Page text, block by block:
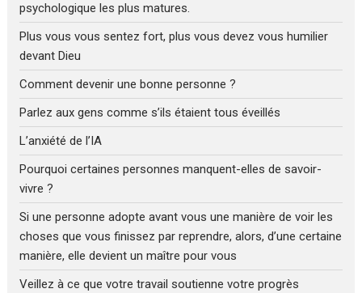
psychologique les plus matures.
Plus vous vous sentez fort, plus vous devez vous humilier
devant Dieu
Comment devenir une bonne personne ?
Parlez aux gens comme s’ils étaient tous éveillés
L’anxiété de l’IA
Pourquoi certaines personnes manquent-elles de savoir-
vivre ?
Si une personne adopte avant vous une manière de voir les
choses que vous finissez par reprendre, alors, d’une certaine
manière, elle devient un maître pour vous
Veillez à ce que votre travail soutienne votre progrès